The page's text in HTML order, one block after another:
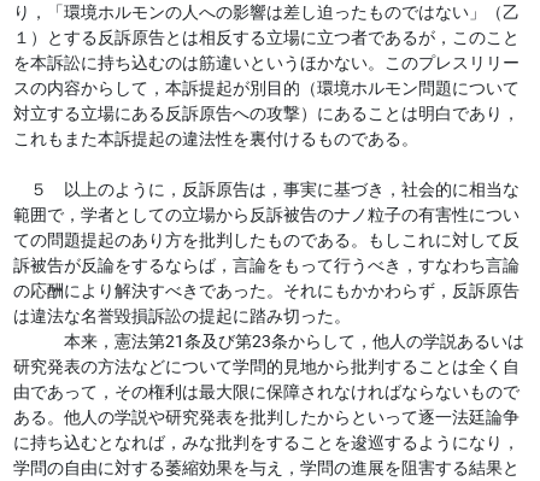
り，「環境ホルモンの人への影響は差し迫ったものではない」（乙
１）とする反訴原告とは相反する立場に立つ者であるが，このこと
を本訴訟に持ち込むのは筋違いというほかない。このプレスリリー
スの内容からして，本訴提起が別目的（環境ホルモン問題について
対立する立場にある反訴原告への攻撃）にあることは明白であり，
これもまた本訴提起の違法性を裏付けるものである。
５ 以上のように，反訴原告は，事実に基づき，社会的に相当な
範囲で，学者としての立場から反訴被告のナノ粒子の有害性につい
ての問題提起のあり方を批判したものである。もしこれに対して反
訴被告が反論をするならば，言論をもって行うべき，すなわち言論
の応酬により解決すべきであった。それにもかかわらず，反訴原告
は違法な名誉毀損訴訟の提起に踏み切った。
本来，憲法第21条及び第23条からして，他人の学説あるいは
研究発表の方法などについて学問的見地から批判することは全く自
由であって，その権利は最大限に保障されなければならないもので
ある。他人の学説や研究発表を批判したからといって逐一法廷論争
に持ち込むとなれば，みな批判をすることを逡巡するようになり，
学問の自由に対する萎縮効果を与え，学問の進展を阻害する結果と